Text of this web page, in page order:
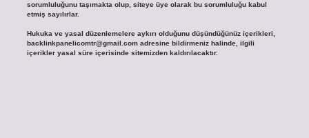
sorumluluğunu taşımakta olup, siteye üye olarak bu sorumluluğu kabul
etmiş sayılırlar.
Hukuka ve yasal düzenlemelere aykırı olduğunu düşündüğünüz içerikleri,
backlinkpanelicomtr@gmail.comadresine bildirmeniz halinde, ilgili
içerikler yasal süre içerisinde sitemizden kaldırılacaktır.